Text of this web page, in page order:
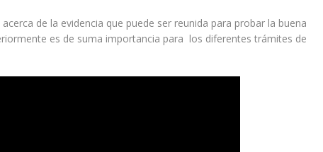
de la evidencia que puede ser reunida para probar la buena
es de suma importancia para los diferentes trámites de